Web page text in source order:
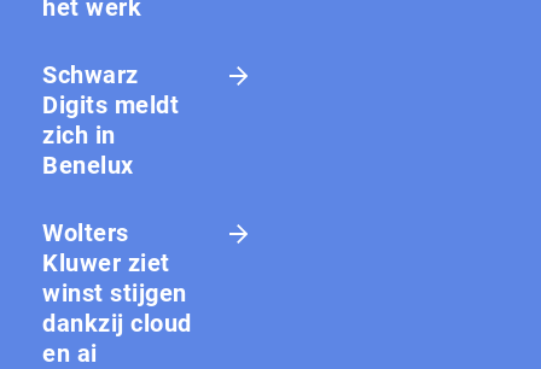
het werk
Schwarz
Digits meldt
zich in
Benelux
Wolters
Kluwer ziet
winst stijgen
dankzij cloud
en ai